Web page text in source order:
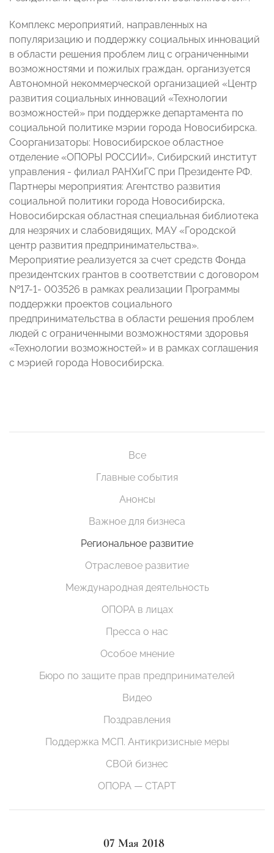
Комплекс мероприятий, направленных на
популяризацию и поддержку социальных инноваций
в области решения проблем лиц с ограниченными
возможностями и пожилых граждан, организуется
Автономной некоммерческой организацией «Центр
развития социальных инноваций «Технологии
возможностей» при поддержке департамента по
социальной политике мэрии города Новосибирска.
Соорганизаторы: Новосибирское областное
отделение «ОПОРЫ РОССИИ», Сибирский институт
управления - филиал РАНХиГС при Президенте РФ.
Партнеры мероприятия: Агентство развития
социальной политики города Новосибирска,
Новосибирская областная специальная библиотека
для незрячих и слабовидящих, МАУ «Городской
центр развития предпринимательства».
Мероприятие реализуется за счет средств Фонда
президентских грантов в соответствии с договором
№17-1- 003526 в рамках реализации Программы
поддержки проектов социального
предпринимательства в области решения проблем
людей с ограниченными возможностями здоровья
«Технологии возможностей» и в рамках соглашения
с мэрией города Новосибирска.
Все
Главные события
Анонсы
Важное для бизнеса
Региональное развитие
Отраслевое развитие
Международная деятельность
ОПОРА в лицах
Пресса о нас
Особое мнение
Бюро по защите прав предпринимателей
Видео
Поздравления
Поддержка МСП. Антикризисные меры
СВОй бизнес
ОПОРА — СТАРТ
07 Мая 2018